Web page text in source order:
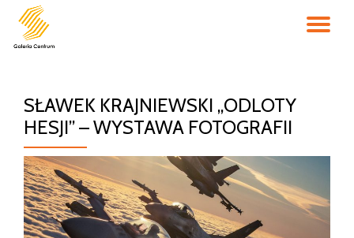
Przejdź
SŁAWEK KRAJNIEWSKI „ODLOTY
HESJI” – WYSTAWA FOTOGRAFII